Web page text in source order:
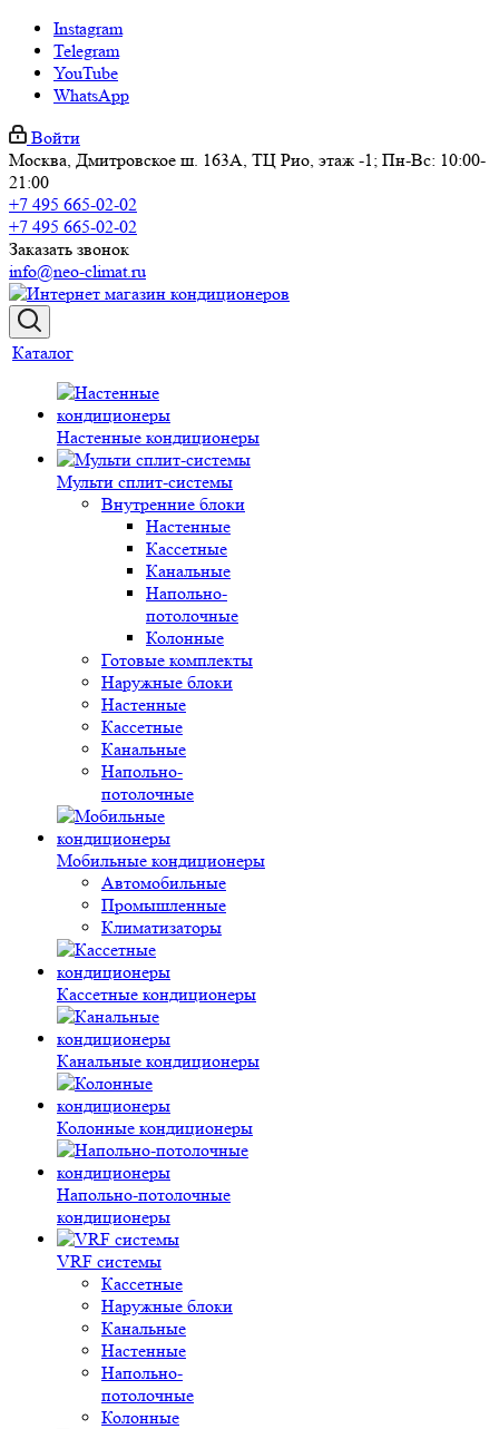
Instagram
Telegram
YouTube
WhatsApp
Войти
Москва, Дмитровское ш. 163А, ТЦ Рио, этаж -1; Пн-Вс: 10:00-
21:00
+7 495 665-02-02
+7 495 665-02-02
Заказать звонок
info@neo-climat.ru
Каталог
Настенные кондиционеры
Мульти сплит-системы
Внутренние блоки
Настенные
Кассетные
Канальные
Напольно-
потолочные
Колонные
Готовые комплекты
Наружные блоки
Настенные
Кассетные
Канальные
Напольно-
потолочные
Мобильные кондиционеры
Автомобильные
Промышленные
Климатизаторы
Кассетные кондиционеры
Канальные кондиционеры
Колонные кондиционеры
Напольно-потолочные
кондиционеры
VRF системы
Кассетные
Наружные блоки
Канальные
Настенные
Напольно-
потолочные
Колонные